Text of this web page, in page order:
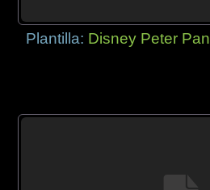
Plantilla: Disney Peter Pan